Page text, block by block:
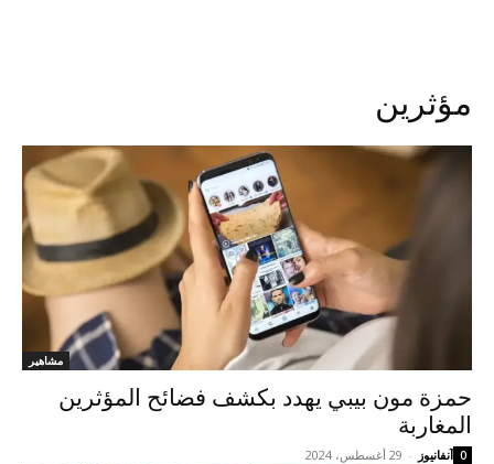
مؤثرين
مشاهير
حمزة مون بيبي يهدد بكشف فضائح المؤثرين
المغاربة
آنفانيوز - 29 أغسطس، 2024 0